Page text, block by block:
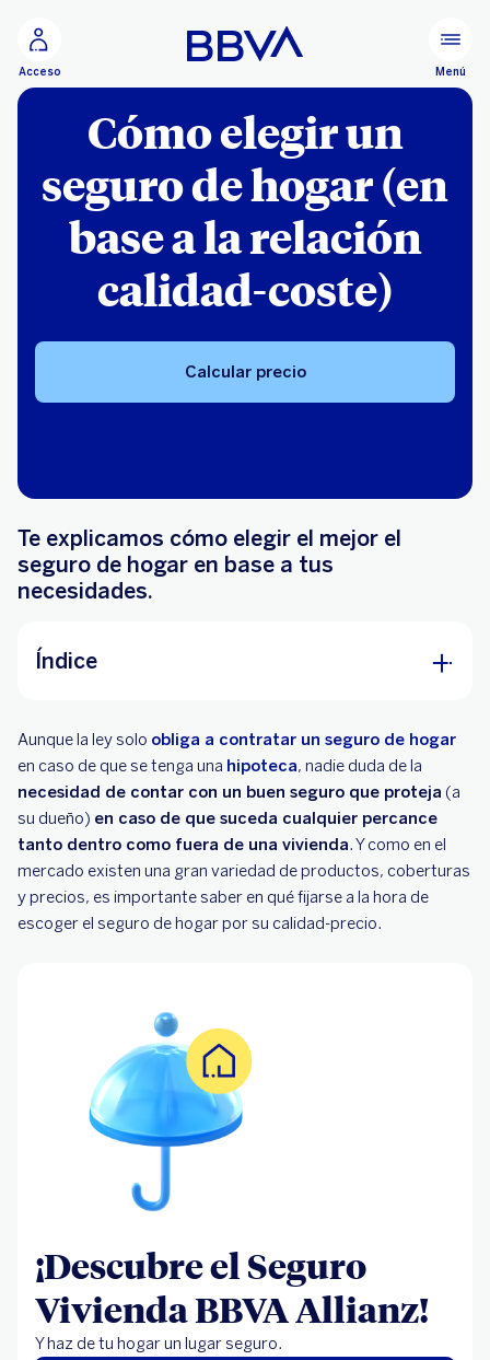
Acceso Menú
Cómo elegir un
seguro de hogar (en
base a la relación
calidad-coste)
Calcular precio
Te explicamos cómo elegir el mejor el
seguro de hogar en base a tus
necesidades.
Índice
coberturas
Elegir el seguro de hogar: en base a su coste
¿Es importante, por tanto, elegir un seguro de
hogar que tenga una buena relación
calidad/coste?
Seguro de hogar de BBVA
Aunque la ley solo obliga a contratar un seguro de hogar
en caso de que se tenga una hipoteca, nadie duda de la
necesidad de contar con un buen seguro que proteja (a
su dueño) en caso de que suceda cualquier percance
tanto dentro como fuera de una vivienda. Y como en el
mercado existen una gran variedad de productos, coberturas
y precios, es importante saber en qué fijarse a la hora de
escoger el seguro de hogar por su calidad-precio.
¡Descubre el Seguro
Vivienda BBVA Allianz!
Y haz de tu hogar un lugar seguro.